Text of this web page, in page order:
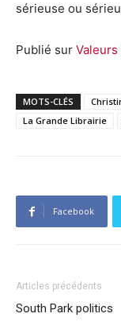
sérieuse ou
Publié sur
MOTS-CLÉS
La Grande Librairie
Facebook
Articles précédents
South Park politics